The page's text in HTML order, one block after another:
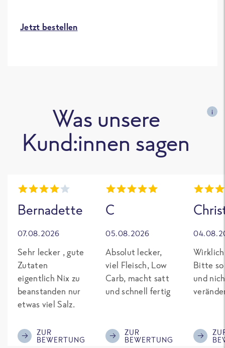
Jetzt bestellen
Was unsere
Kund:innen sagen
i
Bernadette
07.08.2026
Sehr lecker , gute
Zutaten
eigentlich Nix zu
beanstanden nur
etwas viel Salz.
ZUR
BEWERTUNG
C
05.08.2026
Absolut lecker,
viel Fleisch, Low
Carb, macht satt
und schnell fertig
ZUR
BEWERTUNG
Bitte so
und